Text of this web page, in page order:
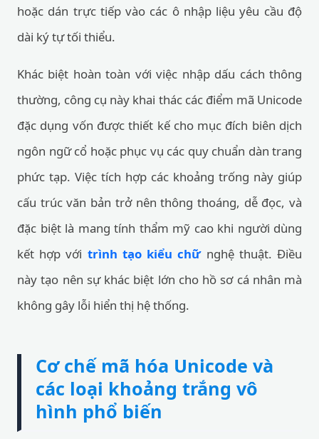
hoặc dán trực tiếp vào các ô nhập liệu yêu cầu độ
dài ký tự tối thiểu.
Khác biệt hoàn toàn với việc nhập dấu cách thông
thường, công cụ này khai thác các điểm mã Unicode
đặc dụng vốn được thiết kế cho mục đích biên dịch
ngôn ngữ cổ hoặc phục vụ các quy chuẩn dàn trang
phức tạp. Việc tích hợp các khoảng trống này giúp
cấu trúc văn bản trở nên thông thoáng, dễ đọc, và
đặc biệt là mang tính thẩm mỹ cao khi người dùng
kết hợp với trình tạo kiểu chữnghệ thuật. Điều
này tạo nên sự khác biệt lớn cho hồ sơ cá nhân mà
không gây lỗi hiển thị hệ thống.
Cơ chế mã hóa Unicode và
các loại khoảng trắng vô
hình phổ biến